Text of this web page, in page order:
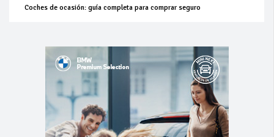
Coches de ocasión: guía completa para comprar seguro